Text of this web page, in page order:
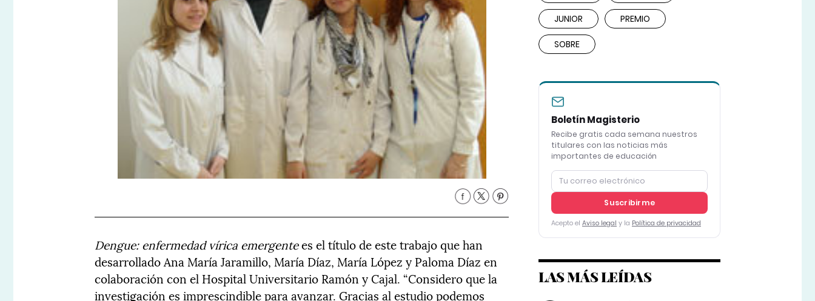
Dengue: enfermedad vírica emergentees el título de este trabajo que han
desarrollado Ana María Jaramillo, María Díaz, María López y Paloma Díaz en
colaboración con el Hospital Universitario Ramón y Cajal. “Considero que la
investigación es imprescindible para avanzar. Gracias al estudio podemos
JUNIOR PREMIO
SOBRE
Boletín Magisterio
Recibe gratis cada semana nuestros
titulares con las noticias más
importantes de educación
Suscribirme
Acepto el Aviso legal y la Política de privacidad
LAS MÁS LEÍDAS